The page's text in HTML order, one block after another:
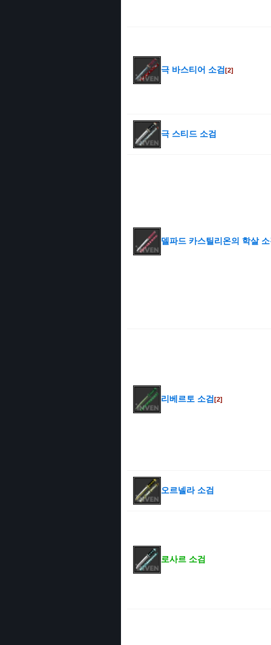
극 바스티어 소검 [2]
극 스티드 소검
델파드 카스틸리온의 학살
리베르토 소검 [2]
오르넬라 소검
로사르 소검